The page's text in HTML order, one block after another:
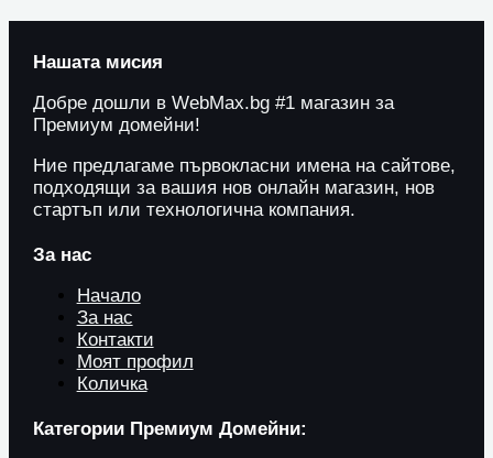
Нашата мисия
Добре дошли в WebMax.bg #1 магазин за
Премиум домейни!
Ние предлагаме първокласни имена на сайтове,
подходящи за вашия нов онлайн магазин, нов
стартъп или технологична компания.
За нас
Начало
За нас
Контакти
Моят профил
Количка
Категории Премиум Домейни: